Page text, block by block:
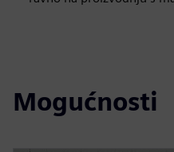
Mogućnosti